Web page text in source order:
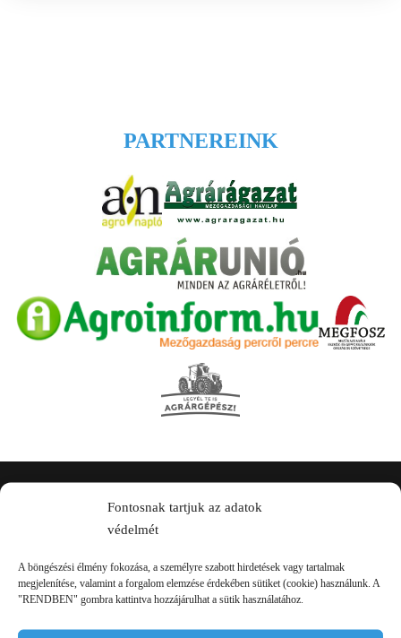
Fontosnak tartjuk az adatok
védelmét
A böngészési élmény fokozása, a személyre szabott hirdetések vagy tartalmak
megjelenítése, valamint a forgalom elemzése érdekében sütiket (cookie) használunk. A
"RENDBEN" gombra kattintva hozzájárulhat a sütik használatához.
PARTNEREINK